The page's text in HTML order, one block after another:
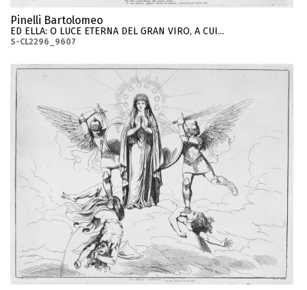
Pinelli Bartolomeo
ED ELLA: O LUCE ETERNA DEL GRAN VIRO, A CUI...
S-CL2296_9607